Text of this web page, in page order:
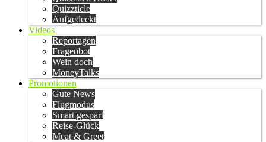
Quizzticle
Aufgedeckt
Videos
Reportagen
Fragenbot
Wein doch
MoneyTalks
Promotionen
Gute News
Flugmodus
Smart gespart
Reise-Glück
Meat & Greet